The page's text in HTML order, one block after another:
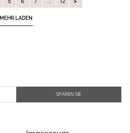
MEHR LADEN
5 6 7 ... 12
SPAREN SIE